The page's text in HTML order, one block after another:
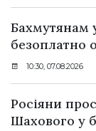
Бахмутянам
безоплатно
10:30, 07.08.2026
Росіяни
Шахового у